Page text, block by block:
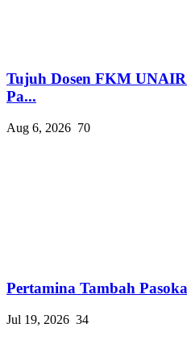
Tujuh Dosen FKM
Pa...
Aug 6, 2026 70
Pertamina Tambah
Jul 19, 2026 34